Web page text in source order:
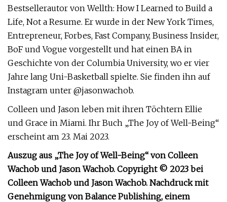
Bestsellerautor von Wellth: How I Learned to Build a
Life, Not a Resume. Er wurde in der New York Times,
Entrepreneur, Forbes, Fast Company, Business Insider,
BoF und Vogue vorgestellt und hat einen BA in
Geschichte von der Columbia University, wo er vier
Jahre lang Uni-Basketball spielte. Sie finden ihn auf
Instagram unter @jasonwachob.
Colleen und Jason leben mit ihren Töchtern Ellie
und Grace in Miami. Ihr Buch „The Joy of Well-Being“
erscheint am 23. Mai 2023.
Auszug aus „The Joy of Well-Being“ von Colleen
Wachob und Jason Wachob. Copyright © 2023 bei
Colleen Wachob und Jason Wachob. Nachdruck mit
Genehmigung von Balance Publishing, einem